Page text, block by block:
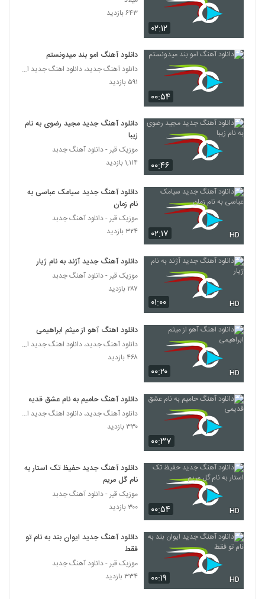
مهران احساس آهنگ عید امسال
Mehrab Azizi Pelke Shab
دانلود آهنگ با تو از مهران خاکباز
دانلود آهنگ جدید و زیبای مهران افشار با نام
۵۸۹ بازدید
آهنگ مهران افشار بنام میبینمت
375
دانلود آهنگ من عاشقت شدم از مهران آتش
376
موزیک زیبای دامنه های شهر سوخته از سینا
علم
۴۲۵ بازدید
دانلود آهنگ ایرج کلهر یار بلا (Iraj Kalhor
Yar Bala)
378
فرهاد فنائیان آهنگ جاده ها
عرفان بدری آهنگ آخره جاده
۵۷۷ بازدید
Mostafa Akbari Eshghe Ejbari
381
دانلود آهنگ احسان دانش فرید دیوونه بودم
۶۳۱ بازدید
دانلود آهنگ عادت از آرمین عبدی
۵۴۵ بازدید
۰۲:۱۲
۶۴۳ بازدید
۰۰:۵۴
دانلود آهنگ امو بند میدونستم
دانلود آهنگ جدید، دانلود اهنگ جدید ایرانی
۵۹۱ بازدید
۰۰:۴۶
دانلود آهنگ جدید مجید رضوی به نام
زیبا
موزیک قیر - دانلود آهنگ جدبد
۱,۱۱۴ بازدید
۰۲:۱۷ HD
دانلود آهنگ جدید سیامک عباسی به
نام زمان
موزیک قیر - دانلود آهنگ جدبد
۳۲۴ بازدید
۰۱:۰۰ HD
دانلود آهنگ جدید آژند به نام ژیار
موزیک قیر - دانلود آهنگ جدبد
۲۸۷ بازدید
۰۰:۲۰ HD
دانلود اهنگ آهو از میثم ابراهیمی
دانلود آهنگ جدید، دانلود اهنگ جدید ایرانی
۴۶۸ بازدید
۰۰:۳۷
دانلود آهنگ حامیم به نام عشق قدیمی
دانلود آهنگ جدید، دانلود اهنگ جدید ایرانی
۳۳۰ بازدید
۰۰:۵۴ HD
دانلود آهنگ جدید حفیظ تک استار به
نام گل مریم
موزیک قیر - دانلود آهنگ جدبد
۳۰۰ بازدید
۰۰:۱۹ HD
دانلود آهنگ جدید ایوان بند به نام تو
فقط
موزیک قیر - دانلود آهنگ جدبد
۳۳۴ بازدید